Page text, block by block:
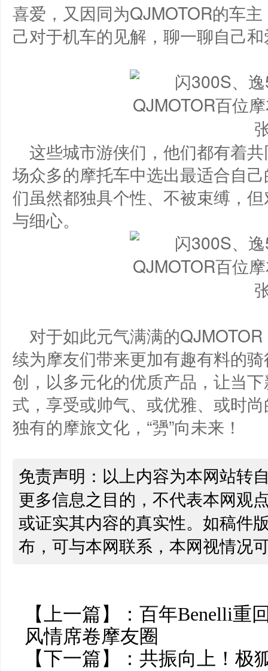
喜爱，又因同为QJMOTOR的车
己对于机车的见解，聊一聊自己
这些城市游侠们，他们都有着
场众多的摩托车中选出最适合自
们虽然都独具个性、不被束缚，
与细心。
对于如此元气满满的
续为摩友们带来更加有趣有料的
创，以多元化的优质产品，让当
式，享受或帅气、或优雅、或时
独有的摩旅文化，“勥”向未来！
免责声明：以上内容为本网站转
更多信息之目的，不代表本网观
或证实其内容的真实性。如稿件
布，可与本网联系，本网视情况
【上一篇】： 百年Benelli重
风情席卷摩友圈
【下一篇】： 共振向上！极